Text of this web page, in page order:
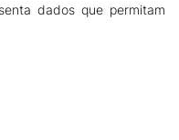
dados que permitam